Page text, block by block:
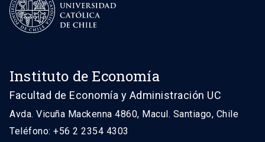
Instituto de Economía
Facultad de Economía y Administración UC
Avda. Vicuña Mackenna 4860, Macul. Santiago, Chile
Teléfono: +56 2 2354 4303